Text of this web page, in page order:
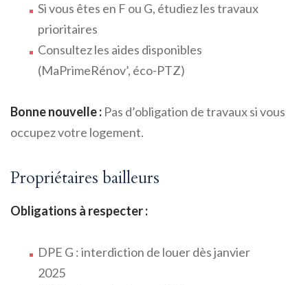
Si vous êtes en F ou G, étudiez les travaux
prioritaires
Consultez les aides disponibles
(MaPrimeRénov’, éco-PTZ)
Bonne nouvelle : Pas d’obligation de travaux si vous
occupez votre logement.
Propriétaires bailleurs
Obligations à respecter :
DPE G : interdiction de louer dès janvier
2025